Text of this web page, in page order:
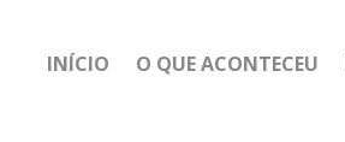
INÍCIO O QUE ACONTECEU